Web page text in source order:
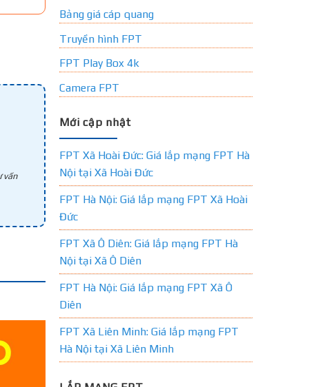
vấn
Bảng giá cáp quang
Truyền hình FPT
FPT Play Box 4k
Camera FPT
Mới cập nhật
FPT Xã Hoài Đức: Giá lắp mạng FPT Hà
Nội tại Xã Hoài Đức
FPT Hà Nội: Giá lắp mạng FPT Xã Hoài
Đức
FPT Xã Ô Diên: Giá lắp mạng FPT Hà
Nội tại Xã Ô Diên
FPT Hà Nội: Giá lắp mạng FPT Xã Ô
Diên
FPT Xã Liên Minh: Giá lắp mạng FPT
Hà Nội tại Xã Liên Minh